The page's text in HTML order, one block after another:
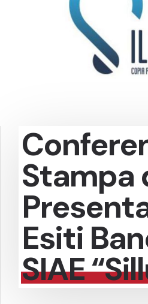
Stampa
Esiti
SIAE